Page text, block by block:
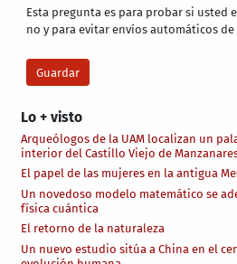
Lo + visto
Arqueólogos de la UAM localizan un
interior del Castillo Viejo de
El papel de las mujeres en la antigua
Un novedoso modelo matemático se
física cuántica
El retorno de la naturaleza
Un nuevo estudio sitúa a China en el
Esta pregunta es para probar si usted
no y para evitar envíos automáticos de